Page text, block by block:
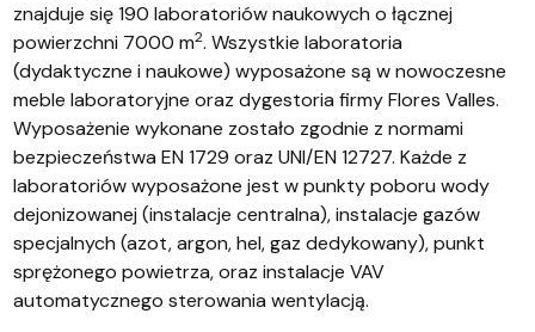
znajduje się 190 laboratoriów naukowych o łącznej
powierzchni 7000 m2. Wszystkie laboratoria
(dydaktyczne i naukowe) wyposażone są w nowoczesne
meble laboratoryjne oraz dygestoria firmy Flores Valles.
Wyposażenie wykonane zostało zgodnie z normami
bezpieczeństwa EN 1729 oraz UNI/EN 12727. Każde z
laboratoriów wyposażone jest w punkty poboru wody
dejonizowanej (instalacje centralna), instalacje gazów
specjalnych (azot, argon, hel, gaz dedykowany), punkt
sprężonego powietrza, oraz instalacje VAV
automatycznego sterowania wentylacją.